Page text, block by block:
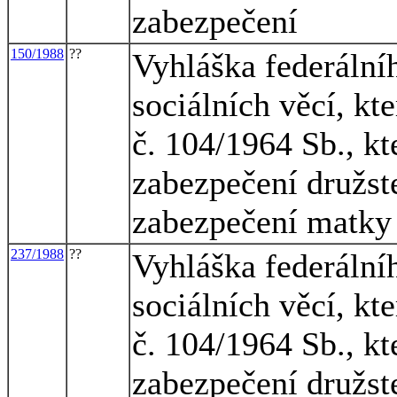
zabezpečení
150/1988 ??
Vyhláška
sociálních věcí,
č. 104/1964 Sb.,
zabezpečení
zabezpečení
237/1988 ??
Vyhláška
sociálních věcí,
č. 104/1964 Sb.,
zabezpečení